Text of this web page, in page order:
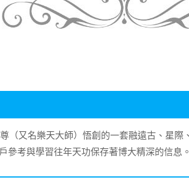
（又名樂天大師）悟創的一套融遠古、星
參考與學習往年天功保存著博大精深的信